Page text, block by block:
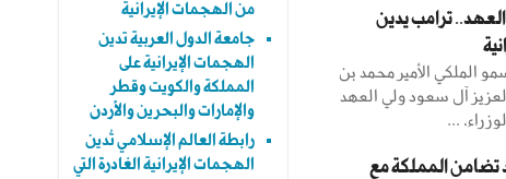
ترامب يدين
الملكي الأمير محمد بن
آل سعود ولي العهد
...
تضامن المملكة مع
من الهجمات الإيرانية
جامعة الدول العربية تدين
الهجمات الإيرانية على
المملكة والكويت وقطر
والإمارات والبحرين والأردن
رابطة العالم الإسلامي تُدين
الهجمات الإيرانية الغادرة التي